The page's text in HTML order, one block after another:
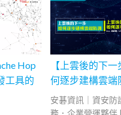
Hop
工具的
【上雲後的下
何逐步建構雲端
安碁資訊｜資安防
務．企業營運夥伴 |